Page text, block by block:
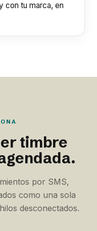
con tu marca, en
timbre
por SMS,
como una sola
desconectados.